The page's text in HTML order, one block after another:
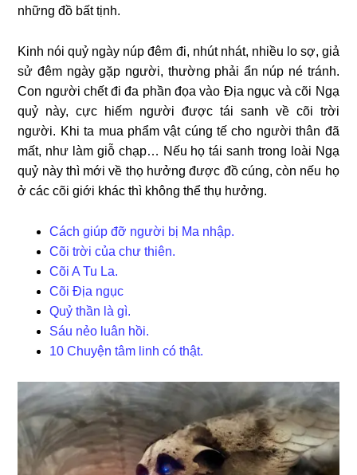
những đồ bất tịnh.
Kinh nói quỷ ngày núp đêm đi, nhút nhát, nhiều lo sợ, giả
sử đêm ngày gặp người, thường phải ẩn núp né tránh.
Con người chết đi đa phần đọa vào Địa ngục và cõi Ngạ
quỷ này, cực hiếm người được tái sanh về cõi trời
người. Khi ta mua phẩm vật cúng tế cho người thân đã
mất, như làm giỗ chạp… Nếu họ tái sanh trong loài Ngạ
quỷ này thì mới về thọ hưởng được đồ cúng, còn nếu họ
ở các cõi giới khác thì không thể thụ hưởng.
Cách giúp đỡ người bị Ma nhập.
Cõi trời của chư thiên.
Cõi A Tu La.
Cõi Địa ngục
Quỷ thần là gì.
Sáu nẻo luân hồi.
10 Chuyện tâm linh có thật.